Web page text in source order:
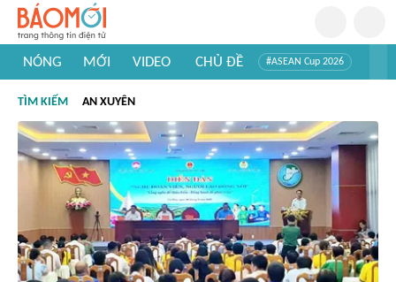
NÓNG MỚI VIDEO CHỦ ĐỀ #ASEAN Cup 2026
#Khám phá thế giới
TÌM KIẾM AN XUYÊN